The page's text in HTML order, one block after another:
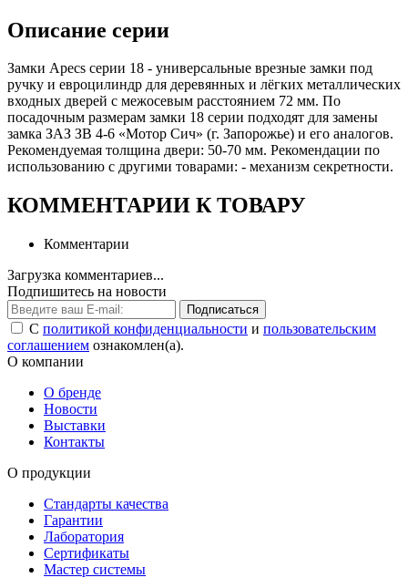
Описание серии
Замки Apecs серии 18 - универсальные врезные замки под
ручку и евроцилиндр для деревянных и лёгких металлических
входных дверей с межосевым расстоянием 72 мм. По
посадочным размерам замки 18 серии подходят для замены
замка ЗАЗ ЗВ 4-6 «Мотор Сич» (г. Запорожье) и его аналогов.
Рекомендуемая толщина двери: 50-70 мм. Рекомендации по
использованию с другими товарами: - механизм секретности.
КОММЕНТАРИИ К ТОВАРУ
Комментарии
Загрузка комментариев...
Подпишитесь на новости
Подписаться
С политикой конфиденциальности и пользовательским
соглашением ознакомлен(а).
О компании
О бренде
Новости
Выставки
Контакты
О продукции
Стандарты качества
Гарантии
Лаборатория
Сертификаты
Мастер системы